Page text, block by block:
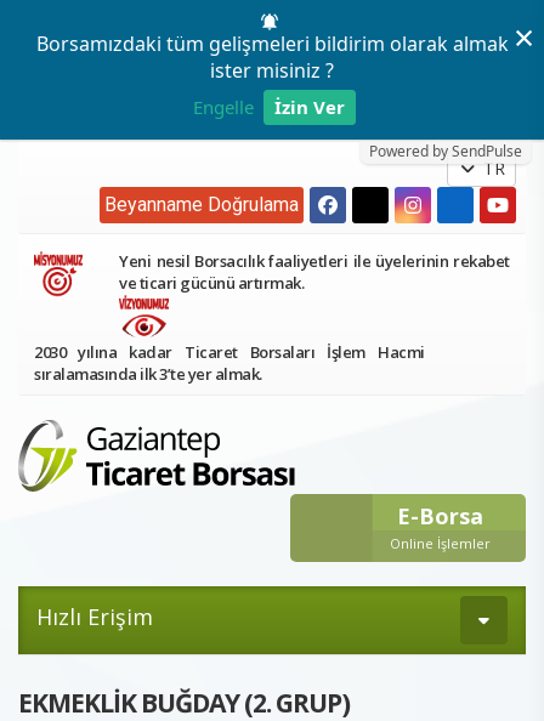
Borsamızdaki tüm gelişmeleri bildirim olarak almak
ister misiniz ?
Engelle İzin Ver
Powered by SendPulse
×
TR
Beyanname Doğrulama
Yeni nesil Borsacılık faaliyetleri ile üyelerinin rekabet
ve ticari gücünü artırmak.
2030 yılına kadar Ticaret Borsaları İşlem Hacmi
sıralamasında ilk 3’te yer almak.
E-Borsa
Online İşlemler
Hızlı Erişim
EKMEKLİK BUĞDAY (2. GRUP)